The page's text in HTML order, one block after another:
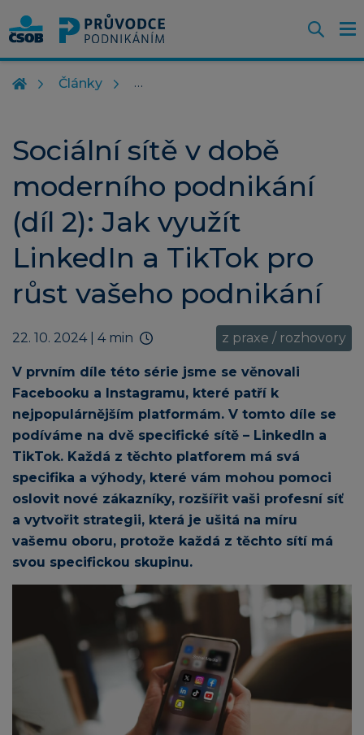
Články
Sociální sítě v době
moderního podnikání
(díl 2): Jak využít
LinkedIn a TikTok pro
růst vašeho podnikání
22. 10. 2024 | 4 min z praxe / rozhovory
V prvním díle této série jsme se věnovali
Facebooku a Instagramu, které patří k
nejpopulárnějším platformám. V tomto díle se
podíváme na dvě specifické sítě – LinkedIn a
TikTok. Každá z těchto platforem má svá
specifika a výhody, které vám mohou pomoci
oslovit nové zákazníky, rozšířit vaši profesní síť
a vytvořit strategii, která je ušitá na míru
vašemu oboru, protože každá z těchto sítí má
svou specifickou skupinu.